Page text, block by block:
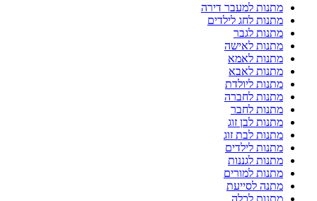
מתנות למעבר דירה
מתנות לחג לילדים
מתנות לגבר
מתנות לאישה
מתנות לאמא
מתנות לאבא
מתנות ליולדת
מתנות לחברה
מתנות לחבר
מתנות לבן זוג
מתנות לבת זוג
מתנות לילדים
מתנות לגננות
מתנות למורים
מתנה לסייעת
מתנות לכלה